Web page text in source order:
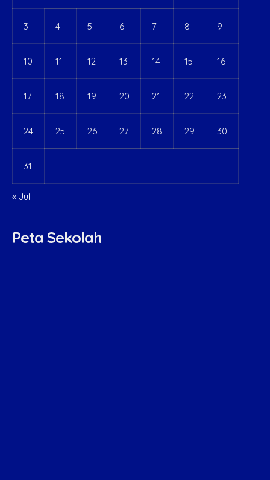
3 4 5 6 7 8 9
10 11 12 13 14 15 16
17 18 19 20 21 22 23
24 25 26 27 28 29 30
31
« Jul
Peta Sekolah